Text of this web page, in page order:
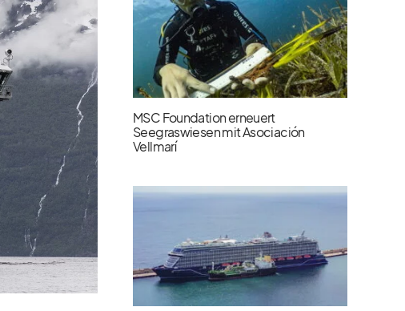
MSC Foundation erneuert
Seegraswiesen mit Asociación
Vellmarí